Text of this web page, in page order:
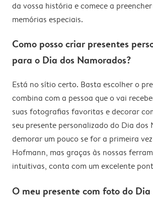
da vossa história e comece a
memórias especiais.
Como posso criar presentes
para o Dia dos Namorados?
Está no sítio certo. Basta escolher o
combina com a pessoa que o vai
suas fotografias favoritas e decorar
seu presente personalizado do Dia dos
demorar um pouco se for a primeira
Hofmann, mas graças às nossas
intuitivas, conta com um excelente
O meu presente com foto do Dia